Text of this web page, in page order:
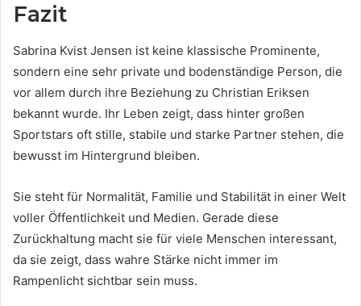
Fazit
Sabrina Kvist Jensen ist keine klassische Prominente,
sondern eine sehr private und bodenständige Person, die
vor allem durch ihre Beziehung zu Christian Eriksen
bekannt wurde. Ihr Leben zeigt, dass hinter großen
Sportstars oft stille, stabile und starke Partner stehen, die
bewusst im Hintergrund bleiben.
Sie steht für Normalität, Familie und Stabilität in einer Welt
voller Öffentlichkeit und Medien. Gerade diese
Zurückhaltung macht sie für viele Menschen interessant,
da sie zeigt, dass wahre Stärke nicht immer im
Rampenlicht sichtbar sein muss.